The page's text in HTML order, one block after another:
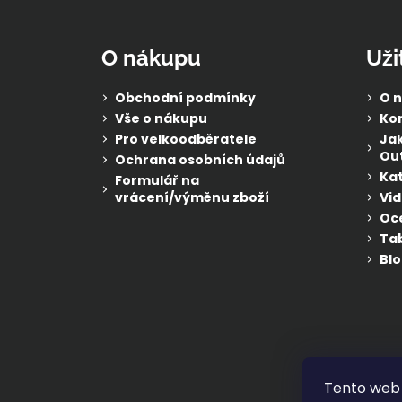
Tento
O nákupu
Obchodní podmínky
Vše o nákupu
Pro velkoodběratele
Ochrana osobních údajů
Formulář na
vrácení/výměnu zboží
O